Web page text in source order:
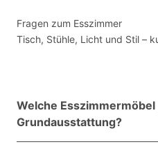
Fragen zum Esszimmer
Tisch, Stühle, Licht und Stil –
Welche
Grundausstattung?